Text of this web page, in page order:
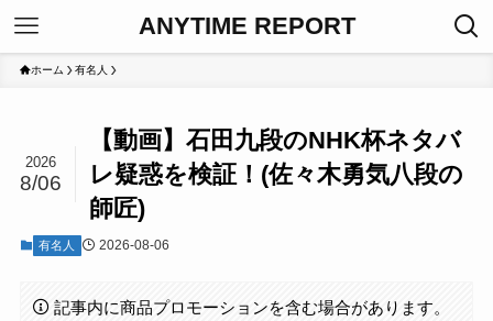
ANYTIME REPORT
ホーム 有名人
【動画】石田九段のNHK杯ネタバ
レ疑惑を検証！(佐々木勇気八段の
師匠)
2026
8/06
有名人 2026-08-06
記事内に商品プロモーションを含む場合があります。